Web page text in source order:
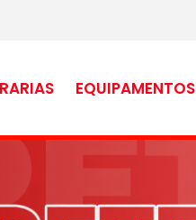
EQUIPAMENTOS